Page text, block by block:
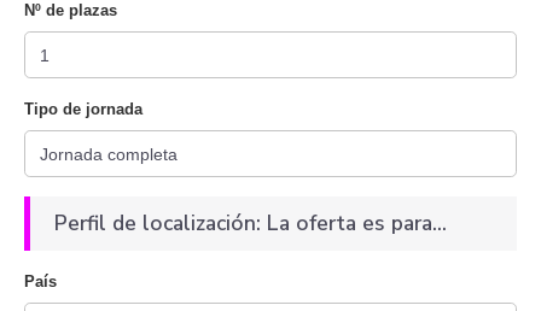
Nº de plazas
Tipo de jornada
Perfil de localización: La oferta es para...
País